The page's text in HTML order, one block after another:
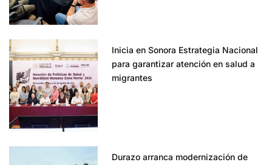
Inicia en Sonora Estrategia Nacional
para garantizar atención en salud a
migrantes
Durazo arranca modernización de